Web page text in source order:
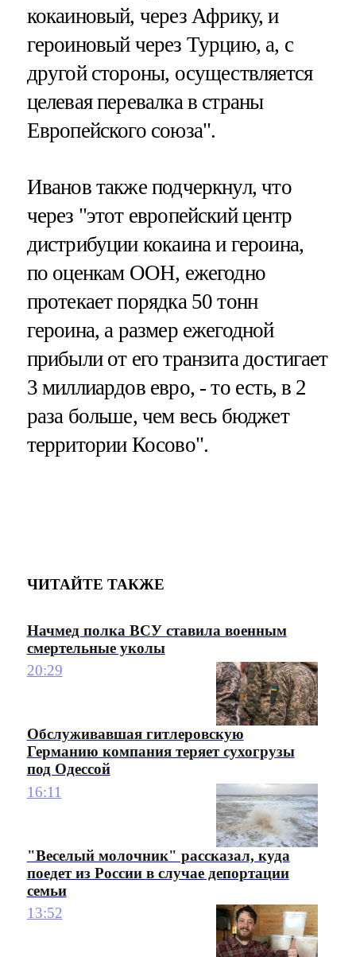
кокаиновый, через Африку, и
героиновый через Турцию, а, с
другой стороны, осуществляется
целевая перевалка в страны
Европейского союза".
Иванов также подчеркнул, что
через "этот европейский центр
дистрибуции кокаина и героина,
по оценкам ООН, ежегодно
протекает порядка 50 тонн
героина, а размер ежегодной
прибыли от его транзита достигает
3 миллиардов евро, - то есть, в 2
раза больше, чем весь бюджет
территории Косово".
ЧИТАЙТЕ ТАКЖЕ
Начмед полка ВСУ ставила военным
смертельные уколы
20:29
Обслуживавшая гитлеровскую
Германию компания теряет сухогрузы
под Одессой
16:11
"Веселый молочник" рассказал, куда
поедет из России в случае депортации
семьи
13:52